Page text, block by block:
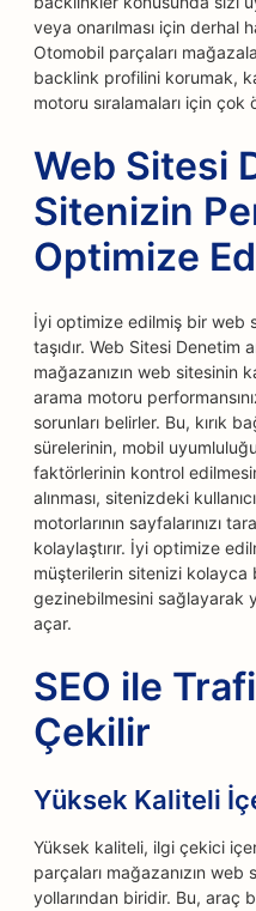
veya onarılması için derhal
Otomobil parçaları
backlink profilini korumak,
motoru sıralamaları için çok
Web Sitesi
Sitenizin
Optimize
İyi optimize edilmiş bir web
taşıdır. Web Sitesi Denetim
mağazanızın web sitesinin
arama motoru
sorunları belirler. Bu, kırık
sürelerinin, mobil
faktörlerinin kontrol
alınması, sitenizdeki
motorlarının sayfalarınızı
kolaylaştırır. İyi optimize
müşterilerin sitenizi
gezinebilmesini sağlayarak
açar.
SEO ile
Çekilir
Yüksek Kaliteli
Yüksek kaliteli, ilgi çekici
parçaları mağazanızın
yollarından biridir. Bu, araç